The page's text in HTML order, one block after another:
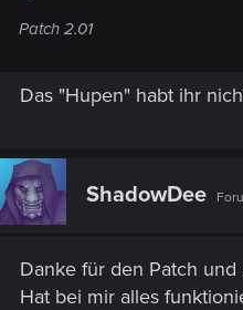
Patch 2.01
Das "Hupen" habt ihr
ShadowDee
Danke für den Patch
Hat bei mir alles